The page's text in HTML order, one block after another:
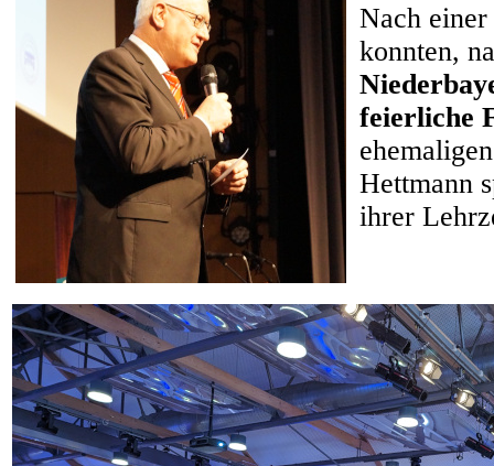
Nach
konnten,
feierliche
Hettmann
ihrer